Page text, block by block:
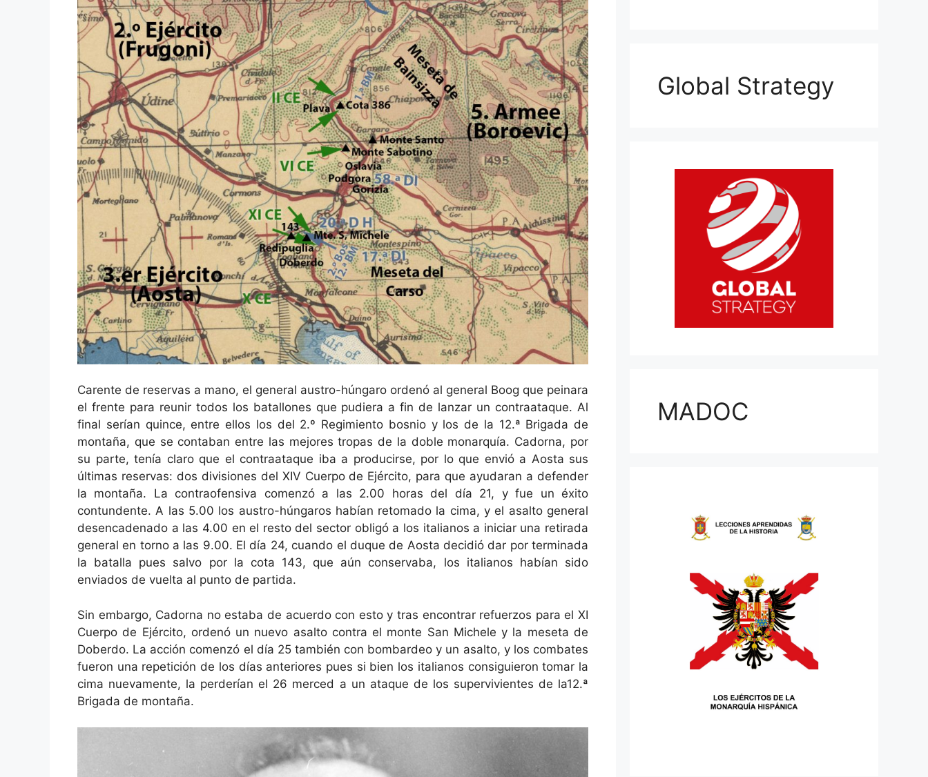
Carente de reservas a mano, el general austro-húngaro ordenó al general Boog que peinara
el frente para reunir todos los batallones que pudiera a fin de lanzar un contraataque. Al
final serían quince, entre ellos los del 2.º Regimiento bosnio y los de la 12.ª Brigada de
montaña, que se contaban entre las mejores tropas de la doble monarquía. Cadorna, por
su parte, tenía claro que el contraataque iba a producirse, por lo que envió a Aosta sus
últimas reservas: dos divisiones del XIV Cuerpo de Ejército, para que ayudaran a defender
la montaña. La contraofensiva comenzó a las 2.00 horas del día 21, y fue un éxito
contundente. A las 5.00 los austro-húngaros habían retomado la cima, y el asalto general
desencadenado a las 4.00 en el resto del sector obligó a los italianos a iniciar una retirada
general en torno a las 9.00. El día 24, cuando el duque de Aosta decidió dar por terminada
la batalla pues salvo por la cota 143, que aún conservaba, los italianos habían sido
enviados de vuelta al punto de partida.
Sin embargo, Cadorna no estaba de acuerdo con esto y tras encontrar refuerzos para el XI
Cuerpo de Ejército, ordenó un nuevo asalto contra el monte San Michele y la meseta de
Doberdo. La acción comenzó el día 25 también con bombardeo y un asalto, y los combates
fueron una repetición de los días anteriores pues si bien los italianos consiguieron tomar la
cima nuevamente, la perderían el 26 merced a un ataque de los supervivientes de la12.ª
Brigada de montaña.
Global Strategy
MADOC